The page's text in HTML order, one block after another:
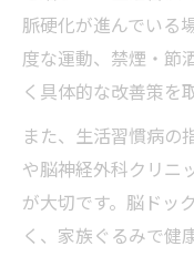
脈硬化が進んでいる
度な運動、禁煙・節
く具体的な改善策を
また、生活習慣病の
や脳神経外科クリニ
が大切です。脳ドッ
く、家族ぐるみで健